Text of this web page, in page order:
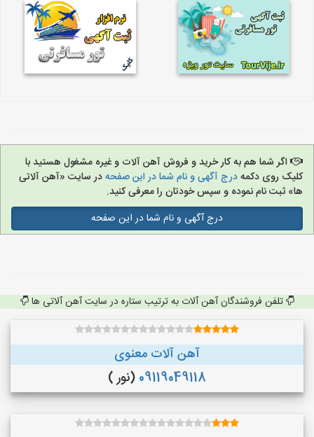
اگر شما هم به کار خرید و فروش آهن آلات و غیره مشغول هستید با
کلیک روی دکمهدرج آگهی و نام شما در این صفحهدر سایت «آهن آلاتی
ها» ثبت نام نموده و سپس خودتان را معرفی کنید.
درج آگهی و نام شما در این صفحه
تلفن فروشندگان آهن آلات به ترتیب ستاره در سایت آهن آلاتی ها
آهن آلات معنوی
09119049118 (نور )